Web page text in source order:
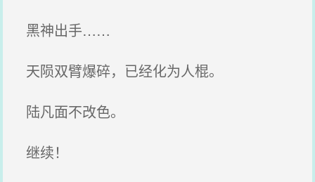
黑神出手……
天陨双臂爆碎，已经化为人棍。
陆凡面不改色。
继续！